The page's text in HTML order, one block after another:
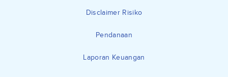
Disclaimer Risiko
Pendanaan
Laporan Keuangan